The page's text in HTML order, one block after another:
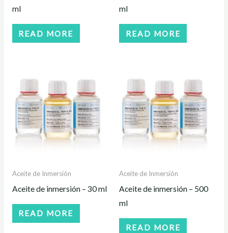
ml
READ MORE
ml
READ MORE
Aceite de Inmersión
Aceite de inmersión – 30 ml
READ MORE
Aceite de Inmersión
Aceite de inmersión – 500
ml
READ MORE